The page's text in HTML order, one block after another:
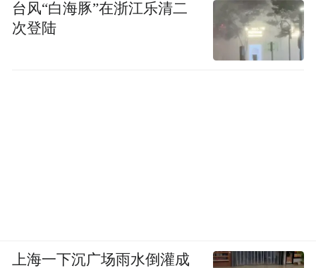
台风“白海豚”在浙江乐清二
次登陆
上海一下沉广场雨水倒灌成